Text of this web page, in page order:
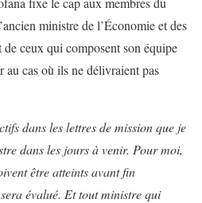
ministre de l’Économie et des
ceux qui composent son équipe
au cas où ils ne délivraient pas
dans les lettres de mission que je
dans les jours à venir. Pour moi,
être atteints avant fin
évalué. Et tout ministre qui